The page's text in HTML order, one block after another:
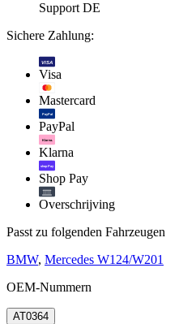
Support DE
Sichere Zahlung:
VISA
Visa
Mastercard
PayPal
PayPal
Klarna.
Klarna
shop Pay
Shop Pay
Overschrijving
Passt zu folgenden Fahrzeugen
BMW, Mercedes W124/W201
OEM-Nummern
AT0364